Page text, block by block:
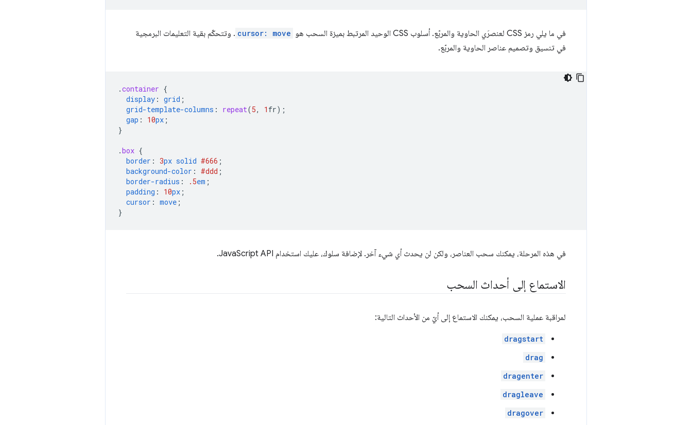
في ما يلي رمز CSS لعنصرَي الحاوية والمربّع. أسلوب CSS الوحيد المرتبط بميزة السحب هو cursor: move . وتتحكّم بقية التعليمات البرمجية
في تنسيق وتصميم عناصر الحاوية والمربّع.
.container {
display : grid ;
grid-template-columns : repeat(5, 1 fr);
gap : 10px ;
}
.box {
border : 3px solid #666 ;
background-color : #ddd ;
border-radius : .5em ;
padding : 10px ;
cursor : move ;
}
في هذه المرحلة، يمكنك سحب العناصر، ولكن لن يحدث أي شيء آخر. لإضافة سلوك، عليك استخدام JavaScript API.
الاستماع إلى أحداث السحب
لمراقبة عملية السحب، يمكنك الاستماع إلى أيّ من الأحداث التالية:
dragstart
drag
dragenter
dragleave
dragover